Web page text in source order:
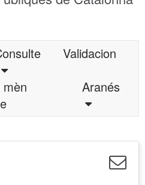
Validacion
mèn
Aranés